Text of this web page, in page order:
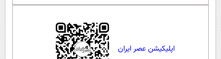
اپلیکیشن عصر ایران